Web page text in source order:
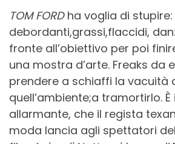
TOM FORDha voglia di
debordanti,grassi,flaccidi,
fronte all’obiettivo per poi
una mostra d’arte. Freaks da
prendere a schiaffi la vacuità
quell’ambiente;a tramortirlo.
allarmante, che il regista
moda lancia agli spettatori